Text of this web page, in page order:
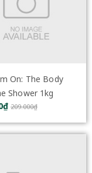
On: The Body
Shower 1kg
209.000₫